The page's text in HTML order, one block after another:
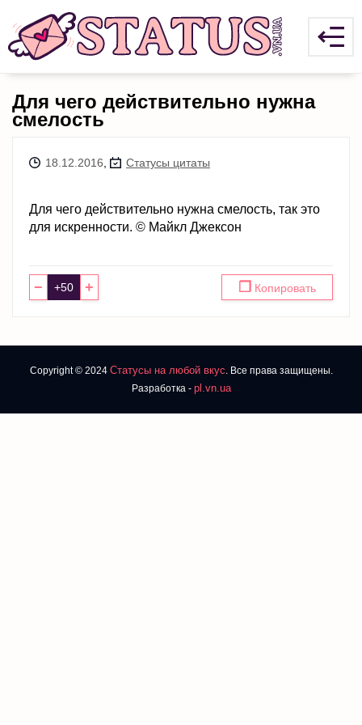
Для чего действительно нужна
смелость
18.12.2016 Статусы цитаты
Для чего действительно нужна смелость, так это
для искренности. © Майкл Джексон
− + ❐ Копировать
Copyright © 2024 Статусы на любой вкус. Все права защищены.
Разработка - pl.vn.ua